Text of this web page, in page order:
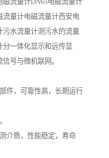
流量计DN65电磁流量计
量计电磁流量计西安电
水流量计测污水的流量
一体化显示和远传显
号与微机联网。
件，可靠性高，长期运行
介质，性能稳定，寿命